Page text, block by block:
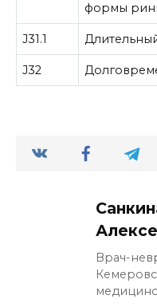
формы
J31.1
J32
Врач-